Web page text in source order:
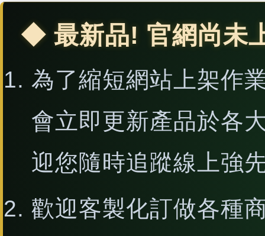
◆ 最新品! 官網尚未
為了縮短網站上架作
會立即更新產品於各
迎您隨時追蹤線上強
歡迎客製化訂做各種